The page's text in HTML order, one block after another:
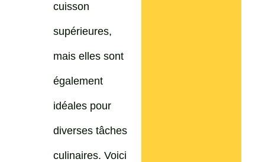
cuisson
supérieures,
mais elles sont
également
idéales pour
diverses tâches
culinaires. Voici